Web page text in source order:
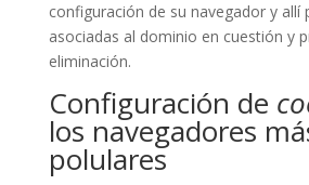
configuración de su navegador y allí
asociadas al dominio en cuestión y
eliminación.
Configuración de
los navegadores
polulares